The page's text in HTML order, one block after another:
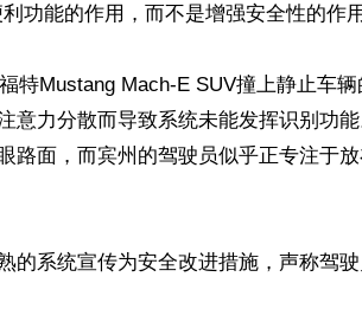
功能的作用，而不是增强安全性的作
特Mustang Mach-E SUV撞上静止车
意力分散而导致系统未能发挥识别功
路面，而宾州的驾驶员似乎正专注于
的系统宣传为安全改进措施，声称驾